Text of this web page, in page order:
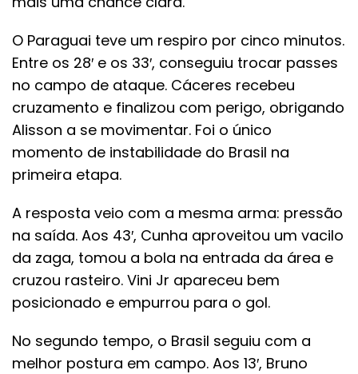
O Paraguai teve um respiro por cinco minutos.
Entre os 28′ e os 33′, conseguiu trocar passes
no campo de ataque. Cáceres recebeu
cruzamento e finalizou com perigo, obrigando
Alisson a se movimentar. Foi o único
momento de instabilidade do Brasil na
primeira etapa.
A resposta veio com a mesma arma: pressão
na saída. Aos 43′, Cunha aproveitou um vacilo
da zaga, tomou a bola na entrada da área e
cruzou rasteiro. Vini Jr apareceu bem
posicionado e empurrou para o gol.
No segundo tempo, o Brasil seguiu com a
melhor postura em campo. Aos 13′, Bruno